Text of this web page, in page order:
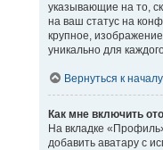
указывающие на то,
на ваш статус на
крупное,
уникально для
Вернуться к началу
Как мне включить
На вкладке
добавить аватару с